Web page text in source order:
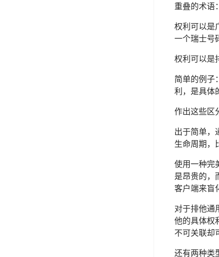
重叠的术语
权利可以是
一个瑞士号
权利可以是
简单的例子
利，是具体
作出这些区
出于简单，
生命周期，
使用一种完
是昂贵的，
客户端来盲
对于排他通
他的具体权
不可关联却
还有两种类